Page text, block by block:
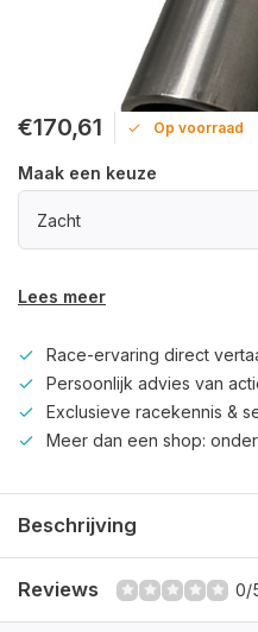
€170,61 Op voorraad
Maak een keuze
Zacht
Lees meer
Race-ervaring direct
Persoonlijk advies van
Exclusieve racekennis &
Meer dan een shop:
Beschrijving
Reviews 0/